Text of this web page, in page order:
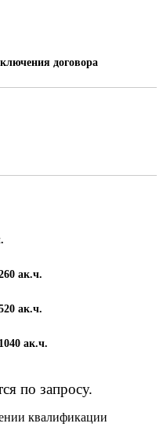
договора
ак.ч.
ак.ч.
ак.ч.
по запросу.
квалификации